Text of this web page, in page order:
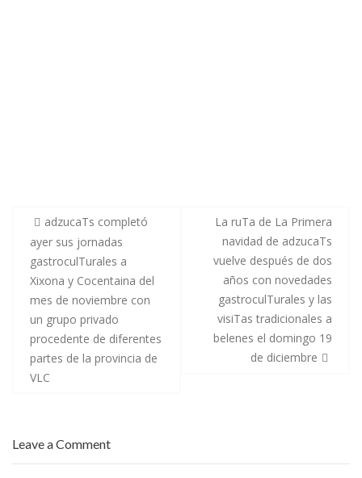
adzucaTs completó
ayer sus jornadas
gastroculTurales a
Xixona y Cocentaina del
mes de noviembre con
un grupo privado
procedente de diferentes
partes de la provincia de
VLC
La ruTa de La Primera
navidad de adzucaTs
vuelve después de dos
años con novedades
gastroculTurales y las
visiTas tradicionales a
belenes el domingo 19
de diciembre
Leave a Comment